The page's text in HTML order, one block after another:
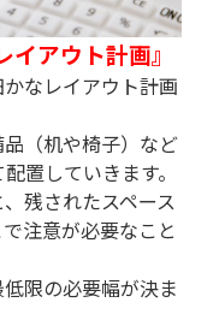
アウト計画』
なレイアウト計画
（机や椅子）など
置していきます。
残されたスペース
注意が必要なこと
限の必要幅が決ま